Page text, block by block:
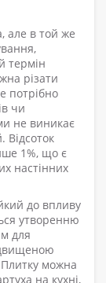
але в той же
термін
різати
потрібно
чи
не виникає
Відсоток
1%, що є
настінних
до впливу
утворенню
для
Плитку можна
на кухні,